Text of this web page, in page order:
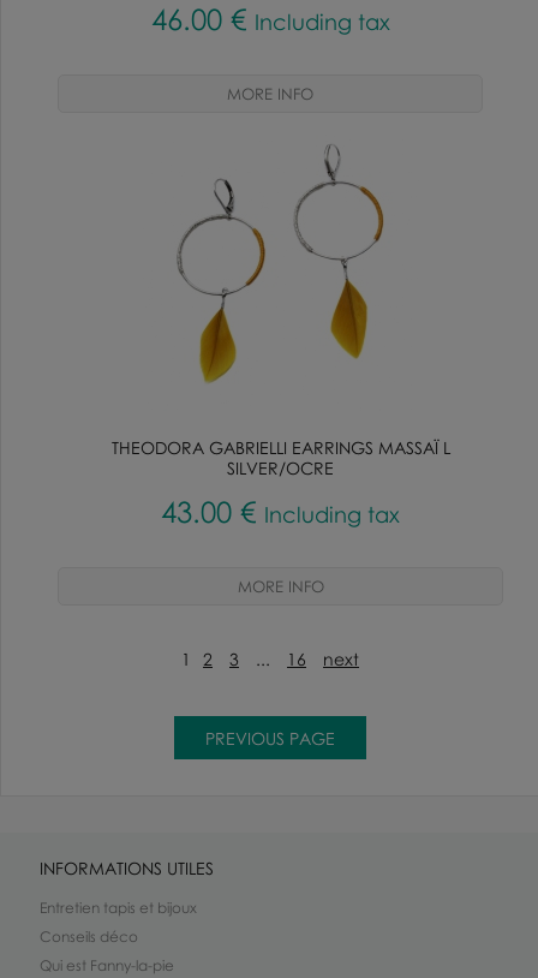
46.00 € Including tax
THEODORA GABRIELLI EARRINGS MASSAÏ L
SILVER/OCRE
43.00 € Including tax
1 2 3 ... 16 next
INFORMATIONS UTILES
Entretien tapis et bijoux
Conseils déco
Qui est Fanny-la-pie